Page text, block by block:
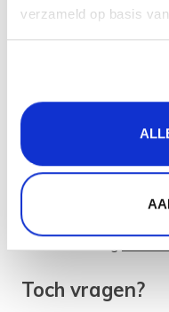
verzameld op basis
Bestel gerust
want:
Op werkdagen voor
Gratis verzending
Gratis retourneren,
30 dagen bedenktijd,
We vinden het ook
Toch vragen?